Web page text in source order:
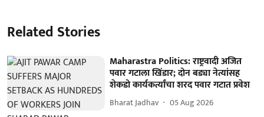
Related Stories
Maharastra Politics: राष्ट्रवादी अजित
पवार गटाला खिंडार; दोन बड्या नेत्यांसह
शेकडो कार्यकर्त्यांचा शरद पवार गटात प्रवेश
Bharat Jadhav 05 Aug 2026